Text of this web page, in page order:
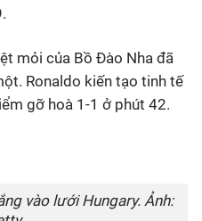
mỏi của Bồ Đào Nha đã
Ronaldo kiến tạo tinh tế
gỡ hoà 1-1 ở phút 42.
vào lưới Hungary. Ảnh: